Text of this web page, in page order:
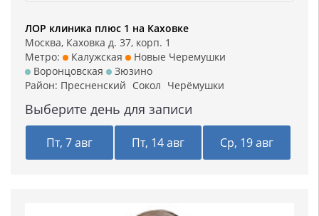
ЛОР клиника плюс 1 на Каховке
Москва, Каховка д. 37, корп. 1
Метро:
Калужская
Новые Черемушки
Воронцовская
Зюзино
Район: Пресненский Сокол Черёмушки
Выберите день для записи
Пт, 7 авг Пт, 14 авг Ср, 19 авг